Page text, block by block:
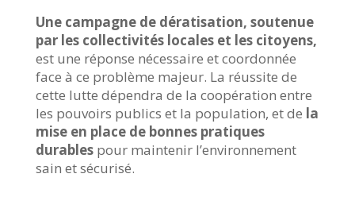
Une campagne de dératisation, soutenue
par les collectivités locales et les citoyens,
est une réponse nécessaire et coordonnée
face à ce problème majeur. La réussite de
cette lutte dépendra de la coopération entre
les pouvoirs publics et la population, et de la
mise en place de bonnes pratiques
durablespour maintenir l’environnement
sain et sécurisé.